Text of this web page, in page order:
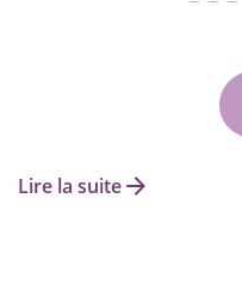
Lire la suitearrow_forward